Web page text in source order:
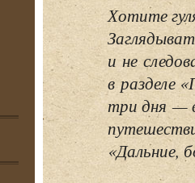
Хотите
и не
в разделе
три дня —
«Дальние,